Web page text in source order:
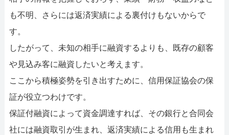
も不明、さらには返済実績による裏付けもないからで
す。
したがって、未知の相手に融資するよりも、既存の顧客
や見込み客に融資したいと考えます。
ここから積極姿勢を引き出すために、信用保証協会の保
証が役立つわけです。
保証付融資によって資金調達すれば、その銀行と合同会
社には融資取引が生まれ、返済実績による信用も生まれ